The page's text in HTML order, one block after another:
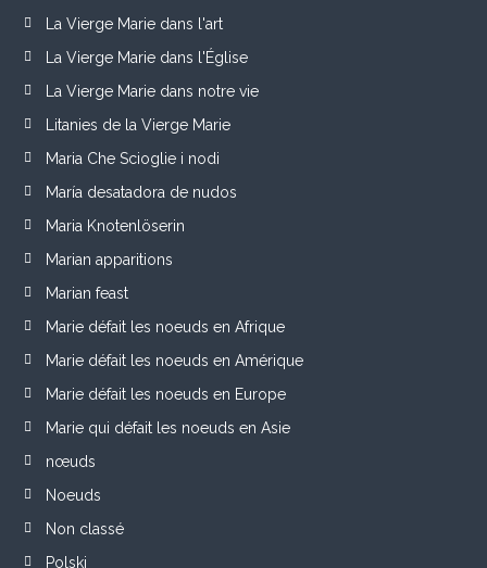
La Vierge Marie dans l'art
La Vierge Marie dans l'Église
La Vierge Marie dans notre vie
Litanies de la Vierge Marie
Maria Che Scioglie i nodi
María desatadora de nudos
Maria Knotenlöserin
Marian apparitions
Marian feast
Marie défait les noeuds en Afrique
Marie défait les noeuds en Amérique
Marie défait les noeuds en Europe
Marie qui défait les noeuds en Asie
nœuds
Noeuds
Non classé
Polski